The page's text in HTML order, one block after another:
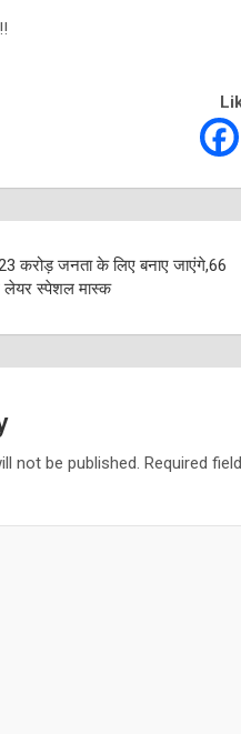
23 करोड़ जनता के लिए बनाए जाएंगे,66
लेयर स्पेशल मास्क
not be published. Required